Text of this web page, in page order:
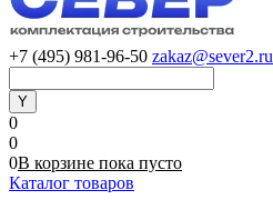
+7 (495) 981-96-50 zakaz@sever2.ru
0
0
0В корзине пока пусто
Каталог товаров